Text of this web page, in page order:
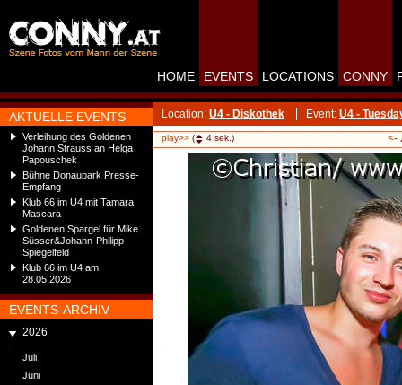
AKTUELLE EVENTS
Verleihung des Goldenen
Johann Strauss an Helga
Papouschek
Bühne Donaupark Presse-
Empfang
Klub 66 im U4 mit Tamara
Mascara
Goldenen Spargel für Mike
Süsser&Johann-Philipp
Spiegelfeld
Klub 66 im U4 am
28.05.2026
EVENTS-ARCHIV
2026
Juli
Juni
HOME EVENTS LOCATIONS CONNY
Location: U4 - Diskothek Event: U4 -
play>> ( 4 sek.) <-